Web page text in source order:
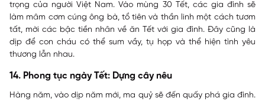
trọng của người Việt Nam. Vào mùng 30 Tết, các gia đình sẽ
làm mâm cơm cúng ông bà, tổ tiên và thần linh một cách tươm
tất, mời các bậc tiền nhân về ăn Tết với gia đình. Đây cũng là
dịp để con cháu có thể sum vầy, tụ họp và thể hiện tình yêu
thương lẫn nhau.
14. Phong tục ngày Tết: Dựng cây nêu
Hàng năm, vào dịp năm mới, ma quỷ sẽ đến quấy phá gia đình.